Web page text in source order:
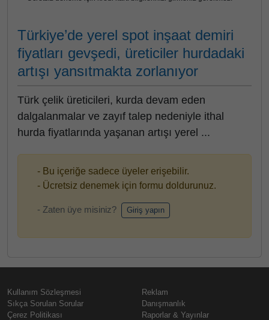
Türkiye’de yerel spot inşaat demiri
fiyatları gevşedi, üreticiler hurdadaki
artışı yansıtmakta zorlanıyor
Türk çelik üreticileri, kurda devam eden
dalgalanmalar ve zayıf talep nedeniyle ithal
hurda fiyatlarında yaşanan artışı yerel ...
- Bu içeriğe sadece üyeler erişebilir.
- Ücretsiz denemek için formu doldurunuz.
- Zaten üye misiniz? Giriş yapın
Kullanım Sözleşmesi
Sıkça Sorulan Sorular
Çerez Politikası
Reklam
Danışmanlık
Raporlar & Yayınlar